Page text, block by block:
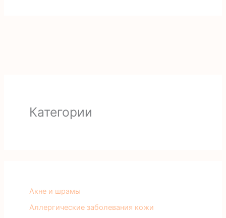
Категории
Акне и шрамы
Аллергические заболевания кожи